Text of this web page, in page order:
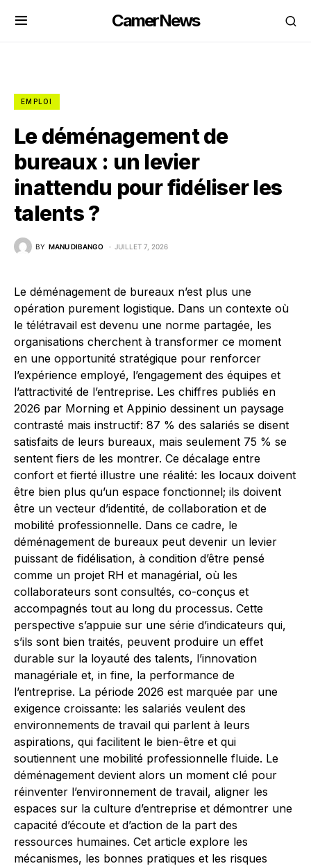
CamerNews
EMPLOI
Le déménagement de
bureaux : un levier
inattendu pour fidéliser les
talents ?
BY MANU DIBANGO JUILLET 7, 2026
Le déménagement de bureaux n’est plus une
opération purement logistique. Dans un contexte où
le télétravail est devenu une norme partagée, les
organisations cherchent à transformer ce moment
en une opportunité stratégique pour renforcer
l’expérience employé, l’engagement des équipes et
l’attractivité de l’entreprise. Les chiffres publiés en
2026 par Morning et Appinio dessinent un paysage
contrasté mais instructif: 87 % des salariés se disent
satisfaits de leurs bureaux, mais seulement 75 % se
sentent fiers de les montrer. Ce décalage entre
confort et fierté illustre une réalité: les locaux doivent
être bien plus qu’un espace fonctionnel; ils doivent
être un vecteur d’identité, de collaboration et de
mobilité professionnelle. Dans ce cadre, le
déménagement de bureaux peut devenir un levier
puissant de fidélisation, à condition d’être pensé
comme un projet RH et managérial, où les
collaborateurs sont consultés, co-conçus et
accompagnés tout au long du processus. Cette
perspective s’appuie sur une série d’indicateurs qui,
s’ils sont bien traités, peuvent produire un effet
durable sur la loyauté des talents, l’innovation
managériale et, in fine, la performance de
l’entreprise. La période 2026 est marquée par une
exigence croissante: les salariés veulent des
environnements de travail qui parlent à leurs
aspirations, qui facilitent le bien-être et qui
soutiennent une mobilité professionnelle fluide. Le
déménagement devient alors un moment clé pour
réinventer l’environnement de travail, aligner les
espaces sur la culture d’entreprise et démontrer une
capacité d’écoute et d’action de la part des
ressources humaines. Cet article explore les
mécanismes, les bonnes pratiques et les risques